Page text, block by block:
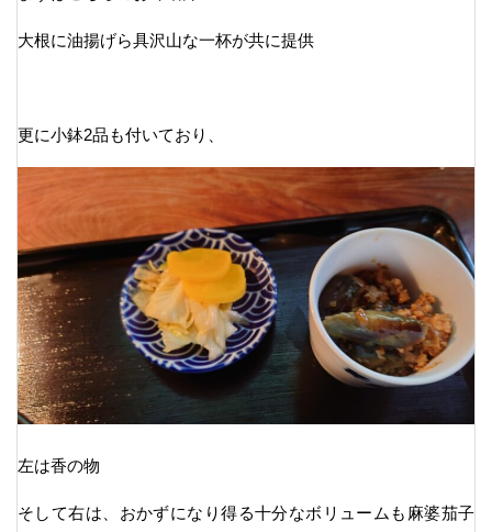
大根に油揚げら具沢山な一杯が共に提供
更に小鉢2品も付いており、
左は香の物
そして右は、おかずになり得る十分なボリュームも麻婆茄子